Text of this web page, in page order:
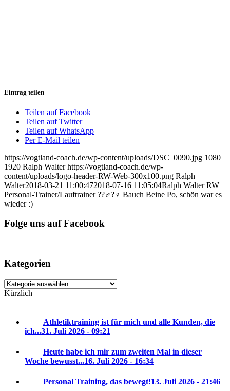
Eintrag teilen
Teilen auf Facebook
Teilen auf Twitter
Teilen auf WhatsApp
Per E-Mail teilen
https://vogtland-coach.de/wp-content/uploads/DSC_0090.jpg 1080
1920 Ralph Walter https://vogtland-coach.de/wp-
content/uploads/logo-header-RW-Web-300x100.png Ralph
Walter2018-03-21 11:00:472018-07-16 11:05:04Ralph Walter RW
Personal-Trainer/Lauftrainer ??‍♂️?‍♀️ Bauch Beine Po, schön war es
wieder :)
Folge uns auf Facebook
Kategorien
Kategorien
Kürzlich
Athletiktraining ist für mich und alle Kunden, die
ich...31. Juli 2026 - 09:21
Heute habe ich mir zum zweiten Mal in dieser
Woche bewusst...16. Juli 2026 - 16:34
Personal Training, das bewegt!13. Juli 2026 - 21:46